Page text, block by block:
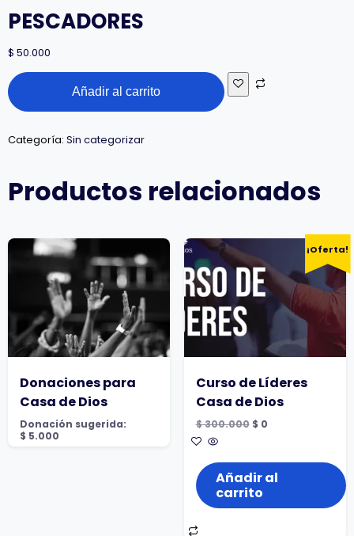
PESCADORES
$ 50.000
Añadir al carrito
Categoría: Sin categorizar
Productos relacionados
Donaciones para
Casa de Dios
Donación sugerida:
$ 5.000
¡Oferta!
Curso de Líderes
Casa de Dios
$300.000 El
$ 300.000.
$ 0El
$ 0.
Añadir al
carrito